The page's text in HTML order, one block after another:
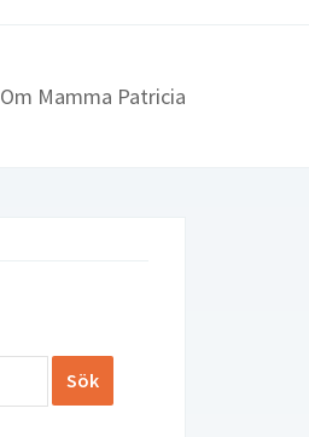
Om Mamma Patricia